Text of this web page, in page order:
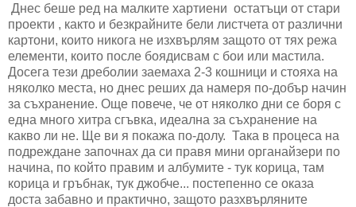
Днес беше ред на малките хартиени остатъци от стари
проекти , както и безкрайните бели листчета от различни
картони, които никога не изхвърлям защото от тях режа
елементи, които после боядисвам с бои или мастила.
Досега тези дреболии заемаха 2-3 кошници и стояха на
няколко места, но днес реших да намеря по-добър начин
за съхранение. Още повече, че от няколко дни се боря с
една много хитра сгъвка, идеална за съхранение на
какво ли не. Ще ви я покажа по-долу. Така в процеса на
подреждане започнах да си правя мини органайзери по
начина, по който правим и албумите - тук корица, там
корица и гръбнак, тук джобче... постепенно се оказа
доста забавно и практично, защото разхвърляните